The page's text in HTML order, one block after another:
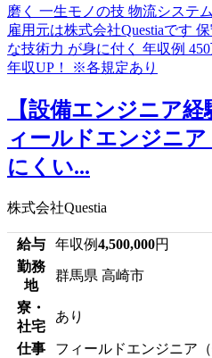
【設備エンジニア
ィールドエンジニ
にくい...
株式会社Questia
給与 年収例4,500,000円
勤務
地
群馬県 高崎市
寮・
社宅
あり
仕事
フィールドエンジニア